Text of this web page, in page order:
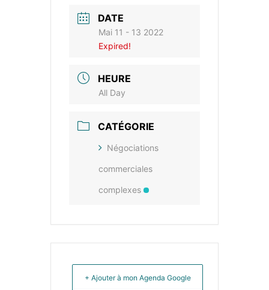
DATE
Mai 11 - 13 2022
Expired!
HEURE
All Day
CATÉGORIE
Négociations
commerciales
complexes
+ Ajouter à mon Agenda Google